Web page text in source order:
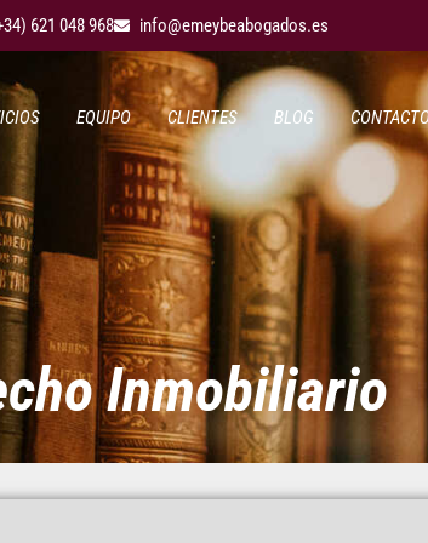
621 048 968 info@emeybeabogados.es
EQUIPO CLIENTES BLOG
Inmobiliario